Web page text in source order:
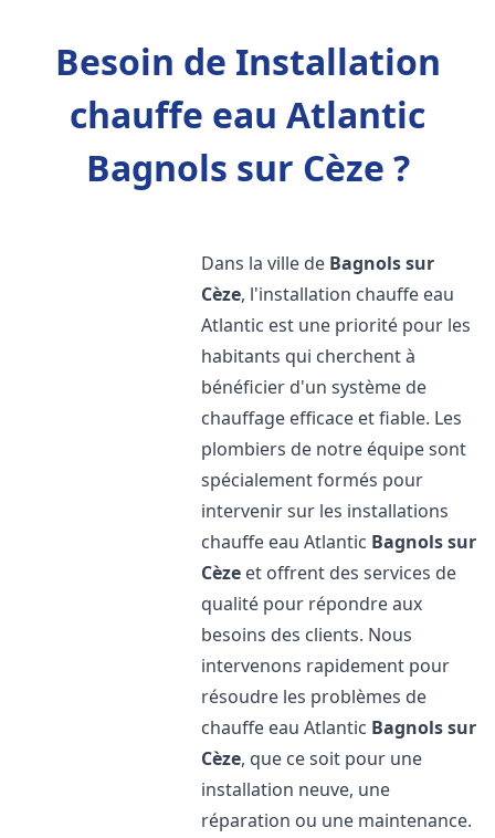
Besoin de Installation
chauffe eau Atlantic
Bagnols sur Cèze ?
Dans la ville de Bagnols sur
Cèze, l'installation chauffe eau
Atlantic est une priorité pour les
habitants qui cherchent à
bénéficier d'un système de
chauffage efficace et fiable. Les
plombiers de notre équipe sont
spécialement formés pour
intervenir sur les installations
chauffe eau Atlantic Bagnols sur
Cèze et offrent des services de
qualité pour répondre aux
besoins des clients. Nous
intervenons rapidement pour
résoudre les problèmes de
chauffe eau Atlantic Bagnols sur
Cèze, que ce soit pour une
installation neuve, une
réparation ou une maintenance.